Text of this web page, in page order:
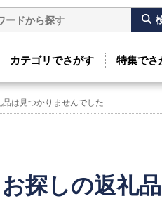
カテゴリでさがす 特集でさ
品は見つかりませんでした
お探しの返礼